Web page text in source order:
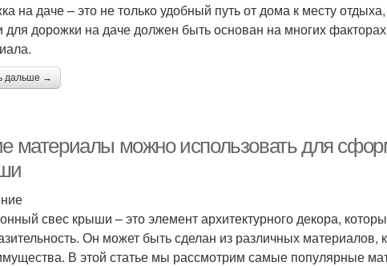
на даче – это не только удобный путь от дома к месту
для дорожки на даче должен быть основан на многих
дальше →
материалы можно использовать для
свес крыши – это элемент архитектурного декора,
Он может быть сделан из различных материалов,
В этой статье мы рассмотрим самые популярные